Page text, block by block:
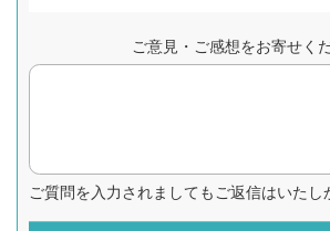
ご意見・ご感想をお寄せく
ご質問を入力されましてもご返信はいたし